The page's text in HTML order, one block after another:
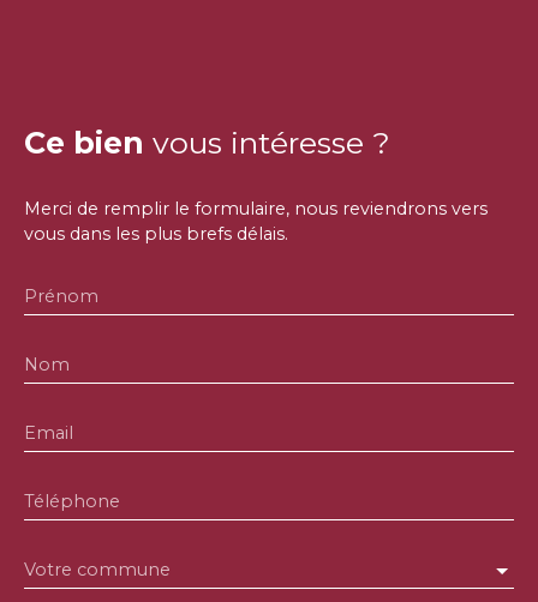
Ce bien vous intéresse ?
Merci de remplir le formulaire, nous reviendrons vers
vous dans les plus brefs délais.
Prénom
Nom
Email
Téléphone
Votre commune